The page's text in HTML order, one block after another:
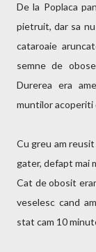
De la Poplaca
pietruit, dar sa
cataroaie
semne de
Durerea era
muntilor acoperiti
Cu greu am
gater, defapt mai
Cat de obosit
veselesc cand
stat cam 10